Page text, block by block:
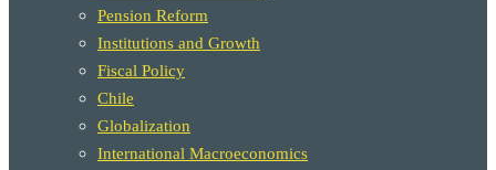
Pension Reform
Institutions and Growth
Fiscal Policy
Chile
Globalization
International Macroeconomics